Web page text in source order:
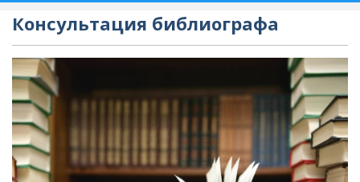
Консультация библиографа